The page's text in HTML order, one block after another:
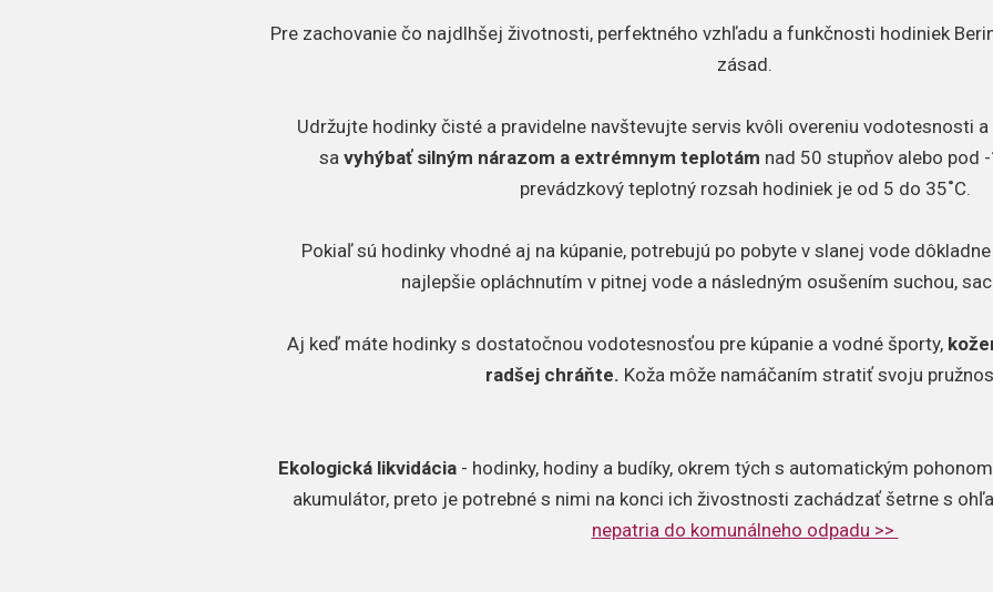
Pre zachovanie čo najdlhšej životnosti, perfektného vzhľadu a funkčnosti hodiniek
zásad.
Udržujte hodinky čisté a pravidelne navštevujte servis kvôli overeniu vodotesnosti
sa vyhýbať silným nárazom a extrémnym teplotám nad 50 stupňov alebo pod
prevádzkový teplotný rozsah hodiniek je od 5 do 35˚C.
Pokiaľ sú hodinky vhodné aj na kúpanie, potrebujú po pobyte v slanej vode
najlepšie opláchnutím v pitnej vode a následným osušením suchou,
Aj keď máte hodinky s dostatočnou vodotesnosťou pre kúpanie a vodné športy,
radšej chráňte. Koža môže namáčaním stratiť svoju
Ekologická likvidácia - hodinky, hodiny a budíky, okrem tých s automatickým
akumulátor, preto je potrebné s nimi na konci ich živostnosti zachádzať šetrne s
nepatria do komunálneho odpadu >>